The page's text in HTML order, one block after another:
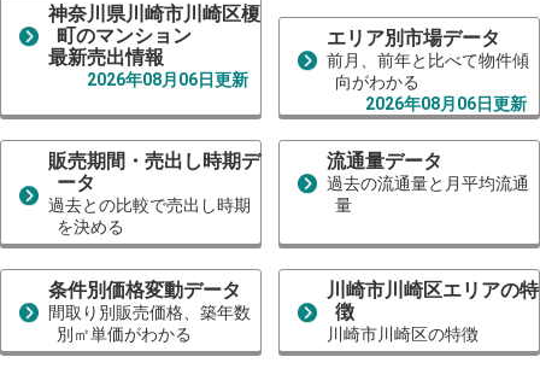
神奈川県川崎市川崎区榎
町のマンション
最新売出情報
2026年08月06日更新
エリア別市場データ
前月、前年と比べて物件傾
向がわかる
2026年08月06日更新
販売期間・売出し時期デ
ータ
過去との比較で売出し時期
を決める
流通量データ
過去の流通量と月平均流通
量
条件別価格変動データ
間取り別販売価格、築年数
別㎡単価がわかる
川崎市川崎区エリアの特
徴
川崎市川崎区の特徴